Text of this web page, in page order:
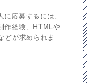
応募するには、
作経験、HTMLや
どが求められま